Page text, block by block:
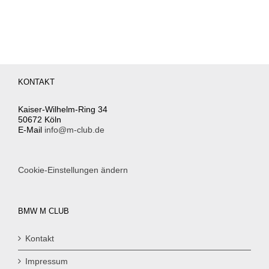
KONTAKT
Kaiser-Wilhelm-Ring 34
50672 Köln
E-Mail info@m-club.de
Cookie-Einstellungen ändern
BMW M CLUB
Kontakt
Impressum